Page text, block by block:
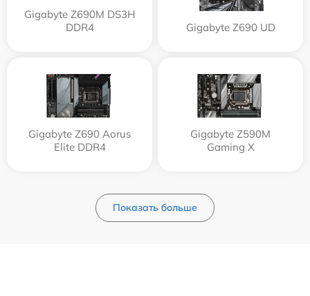
Gigabyte Z690M DS3H
DDR4
Gigabyte Z690 UD
Gigabyte Z690 Aorus
Elite DDR4
Gigabyte Z590M
Gaming X
Показать больше